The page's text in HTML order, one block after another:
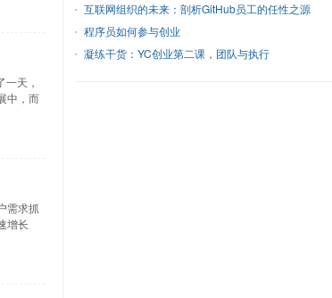
天，
中，而
需求抓
增长
互联网组织的未来：剖析GitHub员工的任性之源
程序员如何参与创业
凝练干货：YC创业第二课，团队与执行